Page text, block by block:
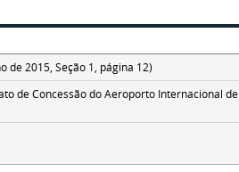
de 2015, Seção 1, página 12)
de Concessão do Aeroporto Internacional de